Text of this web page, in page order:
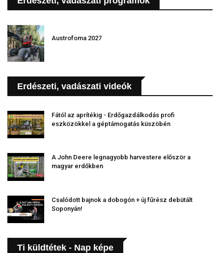
Austrofoma 2027
Erdészeti, vadászati videók
Fától az aprítékig - Erdőgazdálkodás profi
eszközökkel a géptámogatás küszöbén
A John Deere legnagyobb harvestere először a
magyar erdőkben
Csalódott bajnok a dobogón + új fűrész debütált
Soponyán!
Ti küldtétek - Nap képe